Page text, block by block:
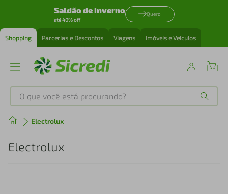
Saldão de inverno
até 40% off
Quero
Shopping Parcerias e Descontos Viagens Imóveis e Veículos
O que você está procurando?
Electrolux
Electrolux
Produtos mais buscados
tenis